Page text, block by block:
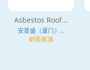
Asbestos Roof...
安普盛（厦门）...
斜面屋顶